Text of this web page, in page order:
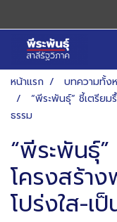
หน้าแรก บทความทั้ง
“พีระพันธุ์” ชี้เตรียม
ธรรม
“พีระพันธุ์
โครงสร้า
โปร่งใส-เ